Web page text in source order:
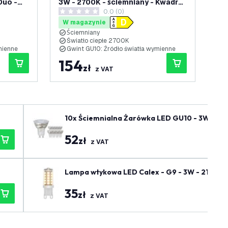
-
3W - 2700K - ściemniany - Kwadrat
- Uchylna
0 Gwiazdki oceny0.0 (0)
W magazynie
Ściemniany
Światło ciepłe 2700K
Gwint GU10: Źródło światła wymienne
154zł z VAT
10x Ściemnialna Żarówka LED GU10 - 3W -
52zł z VAT
Lampa wtykowa LED Calex - G9 - 3W - 2100K
35zł z VAT